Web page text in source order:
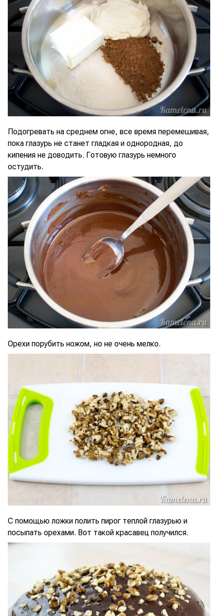
Подогревать на среднем огне, все время перемешивая,
пока глазурь не станет гладкая и однородная, до
кипения не доводить. Готовую глазурь немного
остудить.
Орехи порубить ножом, но не очень мелко.
С помощью ложки полить пирог теплой глазурью и
посыпать орехами. Вот такой красавец получился.